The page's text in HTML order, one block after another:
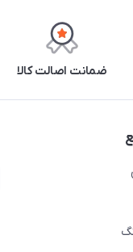
ضمانت اصالت کالا